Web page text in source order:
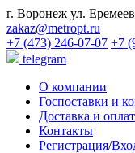
г. Воронеж ул.
zakaz@metropt.ru
+7 (473) 246-07-07 +7
telegram
О компании
Госпоставки и
Доставка и
Контакты
Регистрация/